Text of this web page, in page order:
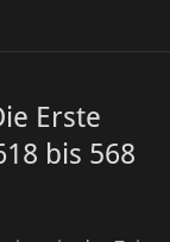
Erste
bis 568